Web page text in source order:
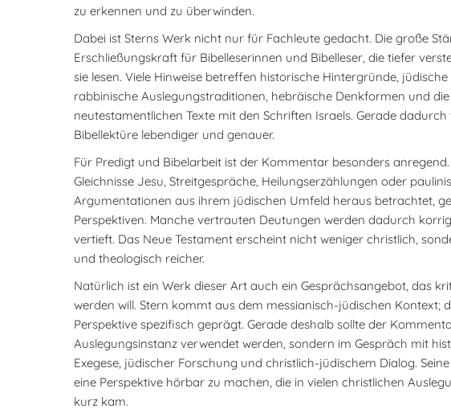
zu erkennen und zu überwinden.
Dabei ist Sterns Werk nicht nur für Fachleute gedacht. Die große
Erschließungskraft für Bibelleserinnen und Bibelleser, die tiefer
sie lesen. Viele Hinweise betreffen historische Hintergründe,
rabbinische Auslegungstraditionen, hebräische Denkformen und
neutestamentlichen Texte mit den Schriften Israels. Gerade dadurch
Bibellektüre lebendiger und genauer.
Für Predigt und Bibelarbeit ist der Kommentar besonders
Gleichnisse Jesu, Streitgespräche, Heilungserzählungen oder
Argumentationen aus ihrem jüdischen Umfeld heraus betrachtet,
Perspektiven. Manche vertrauten Deutungen werden dadurch
vertieft. Das Neue Testament erscheint nicht weniger christlich,
und theologisch reicher.
Natürlich ist ein Werk dieser Art auch ein Gesprächsangebot, das
werden will. Stern kommt aus dem messianisch-jüdischen Kontext;
Perspektive spezifisch geprägt. Gerade deshalb sollte der
Auslegungsinstanz verwendet werden, sondern im Gespräch mit
Exegese, jüdischer Forschung und christlich-jüdischem Dialog.
eine Perspektive hörbar zu machen, die in vielen christlichen
kurz kam.